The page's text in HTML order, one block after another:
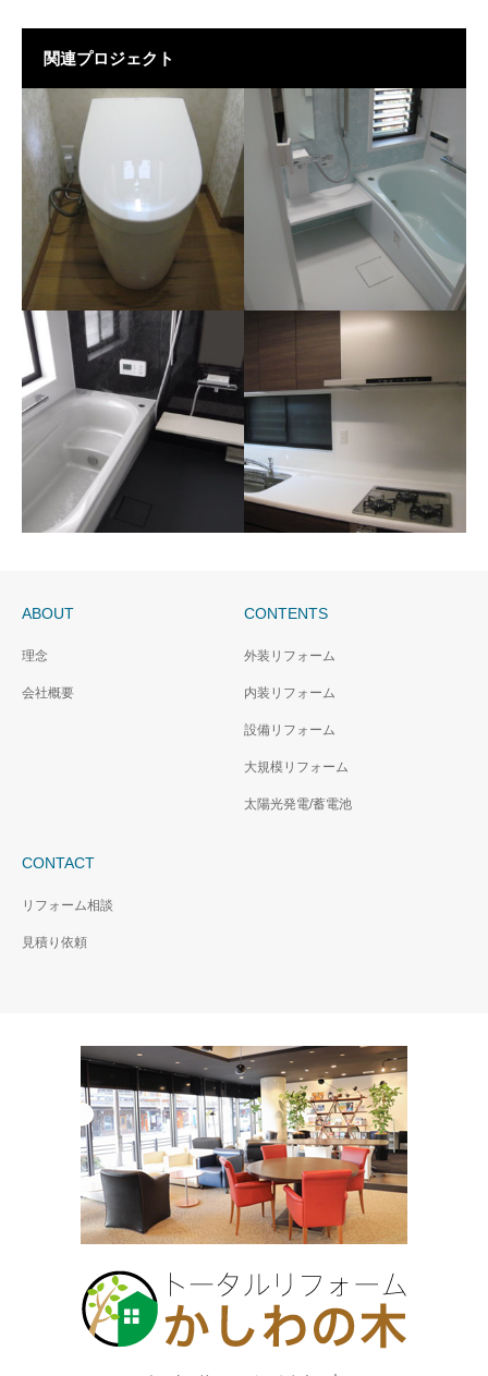
関連プロジェクト
トイレリフォーム/toto ネ
オレスト
浴室リフォーム工
事/toto サザナ
ABOUT
理念
会社概要
CONTENTS
外装リフォーム
内装リフォーム
設備リフォーム
大規模リフォーム
太陽光発電/蓄電池
CONTACT
リフォーム相談
見積り依頼